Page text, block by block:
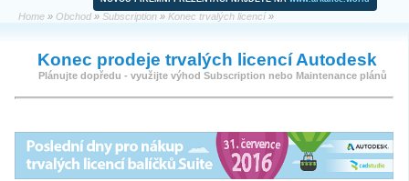
Home » Obchod » Subscription » Konec trvalých licencí»
Konec prodeje trvalých licencí Autodesk
Plánujte dopředu - využijte výhod Subscription nebo Maintenance plánů